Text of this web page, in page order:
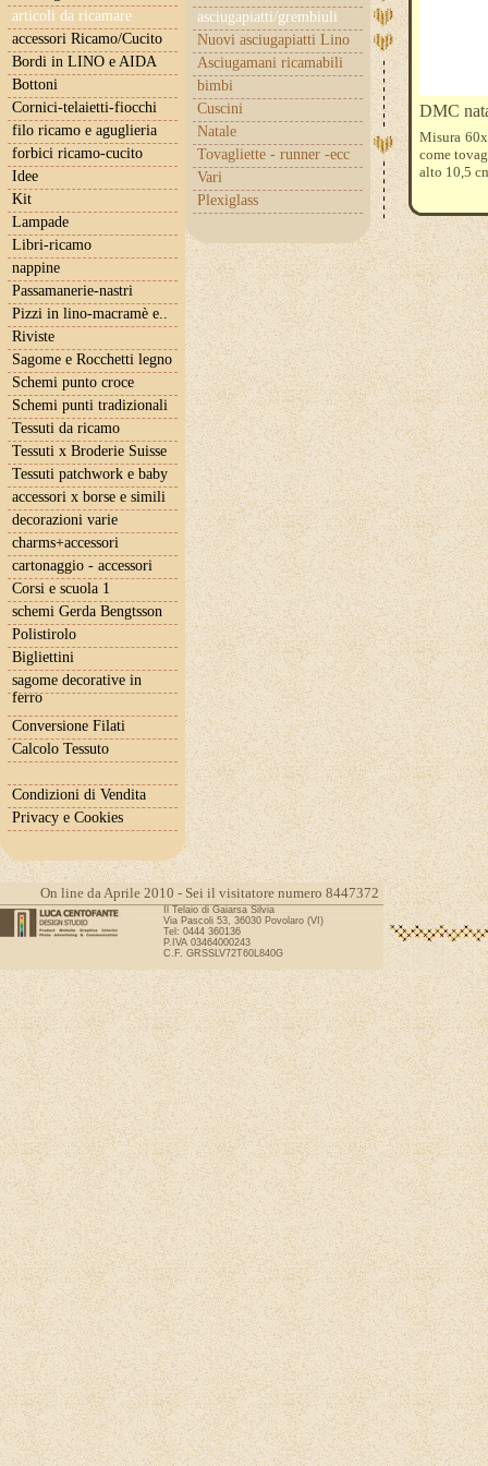
articoli da ricamare
asciugapiatti/grembiuli
Nuovi asciugapiatti Lino
Asciugamani ricamabili
bimbi
Cuscini
Natale
Tovagliette - runner -ecc
Vari
Plexiglass
accessori Ricamo/Cucito
Bordi in LINO e AIDA
Bottoni
Cornici-telaietti-fiocchi
filo ricamo e aguglieria
forbici ricamo-cucito
Idee
Kit
Lampade
Libri-ricamo
nappine
Passamanerie-nastri
Pizzi in lino-macramè e..
Riviste
Sagome e Rocchetti legno
Schemi punto croce
Schemi punti tradizionali
Tessuti da ricamo
Tessuti x Broderie Suisse
Tessuti patchwork e baby
accessori x borse e simili
decorazioni varie
charms+accessori
cartonaggio - accessori
Corsi e scuola 1
schemi Gerda Bengtsson
Polistirolo
Bigliettini
sagome decorative in
ferro
Conversione Filati
Calcolo Tessuto
Condizioni di Vendita
Privacy e Cookies
DMC
Misura
come
alto 10,5
On line da Aprile 2010 - Sei il visitatore numero 8447372
Il Telaio di Gaiarsa Silvia
Via Pascoli 53, 36030 Povolaro (VI)
Tel: 0444 360136
P.IVA 03464000243
C.F. GRSSLV72T60L840G